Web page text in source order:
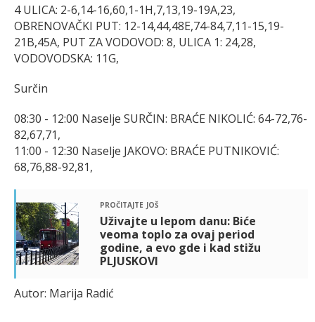
4 ULICA: 2-6,14-16,60,1-1H,7,13,19-19A,23,
OBRENOVAČKI PUT: 12-14,44,48E,74-84,7,11-15,19-
21B,45A, PUT ZA VODOVOD: 8, ULICA 1: 24,28,
VODOVODSKA: 11G,
Surčin
08:30 - 12:00 Naselje SURČIN: BRAĆE NIKOLIĆ: 64-72,76-
82,67,71,
11:00 - 12:30 Naselje JAKOVO: BRAĆE PUTNIKOVIĆ:
68,76,88-92,81,
pročitajte još
Uživajte u lepom danu: Biće
veoma toplo za ovaj period
godine, a evo gde i kad stižu
PLJUSKOVI
Autor: Marija Radić